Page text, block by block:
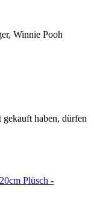
Winnie Pooh
haben, dürfen